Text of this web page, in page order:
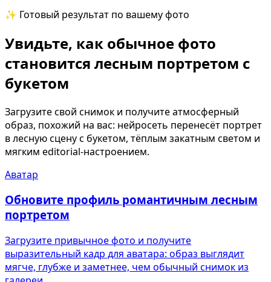
✨ Готовый результат по вашему фото
Увидьте, как обычное фото
становится лесным портретом с
букетом
Загрузите свой снимок и получите атмосферный
образ, похожий на вас: нейросеть перенесёт портрет
в лесную сцену с букетом, тёплым закатным светом и
мягким editorial-настроением.
Аватар
Обновите профиль романтичным лесным
портретом
Загрузите привычное фото и получите
выразительный кадр для аватара: образ выглядит
мягче, глубже и заметнее, чем обычный снимок из